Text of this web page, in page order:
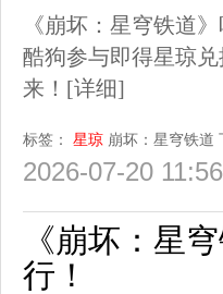
《崩坏：星穹铁道
酷狗参与即得星琼
来！ [详细]
标签： 星琼 崩坏：星穹铁道
2026-07-20
《崩坏：星
行！